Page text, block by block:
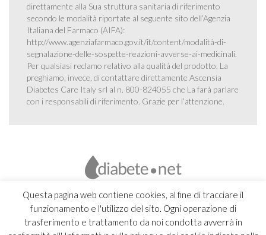
Questa pagina web contiene cookies, al fine di tracciare il
funzionamento e l'utilizzo del sito. Ogni operazione di
trasferimento e trattamento da noi condotta avverrà in
direttamente alla Sua struttura sanitaria di riferimento
secondo le modalità riportate al seguente sito dell’Agenzia
Italiana del Farmaco (AIFA):
http://www.agenziafarmaco.gov.it/it/content/modalità-di-
segnalazione-delle-sospette-reazioni-avverse-ai-medicinali.
Per qualsiasi reclamo relativo alla qualità del prodotto, La
preghiamo, invece, di contattare direttamente Ascensia
Diabetes Care Italy srl al n. 800-824055 che La farà parlare
con i responsabili di riferimento. Grazie per l’attenzione.